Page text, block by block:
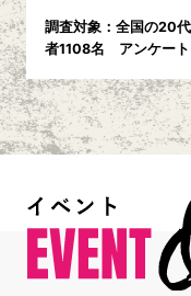
調査対象：全国の20
者1108名 アンケート